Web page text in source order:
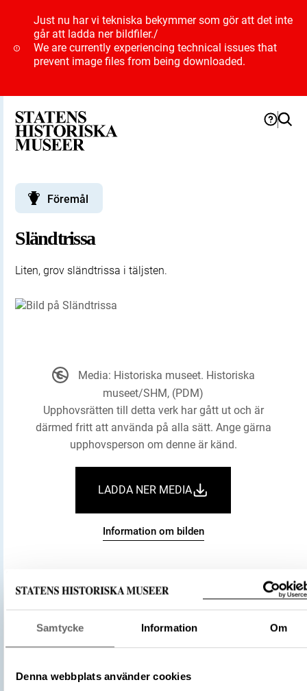
Samtycke Information Om
Denna webbplats använder cookies
Just nu har vi tekniska bekymmer som gör att det inte
går att ladda ner bildfiler./
We are currently experiencing technical issues that
prevent image files from being downloaded.
Föremål
Sländtrissa
Liten, grov sländtrissa i täljsten.
Material Täljsten
Media: Historiska museet. Historiska
museet/SHM, (PDM)
Upphovsrätten till detta verk har gått ut och är
därmed fritt att använda på alla sätt. Ange gärna
upphovsperson om denne är känd.
LADDA NER MEDIA
Information om bilden